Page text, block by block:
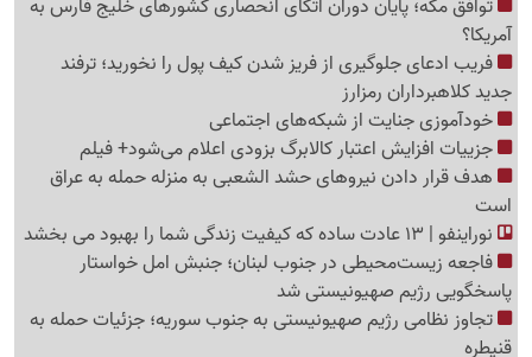
توافق مکه؛ پایان دوران اتکای انحصاری کشورهای خلیج فارس به
آمریکا؟
فریب ادعای جلوگیری از فریز شدن کیف پول را نخورید؛ ترفند
جدید کلاهبرداران رمزارز
خودآموزی جنایت از شبکه‌های اجتماعی
جزییات افزایش اعتبار کالابرگ بزودی اعلام می‌شود+ فیلم
هدف قرار دادن نیروهای حشد الشعبی به منزله حمله به عراق
است
نوراینفو | 13 عادت ساده که کیفیت زندگی شما را بهبود می بخشد
فاجعه زیست‌محیطی در جنوب لبنان؛ جنبش امل خواستار
پاسخگویی رژیم صهیونیستی شد
تجاوز نظامی رژیم صهیونیستی به جنوب سوریه؛ جزئیات حمله به
قنیطره